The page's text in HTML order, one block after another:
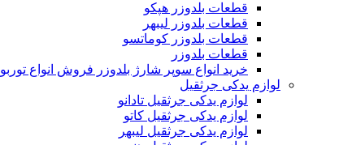
قطعات بلدوزر هپکو
قطعات بلدوزر لیبهر
قطعات بلدوزر کوماتسو
قطعات بلدوزر
خرید انواع سوپر شارژ بلدوزر فروش انواع توربو
لوازم یدکی جرثقیل
لوازم یدکی جرثقیل تادانو
لوازم یدکی جرثقیل کاتو
لوازم یدکی جرثقیل لیبهر